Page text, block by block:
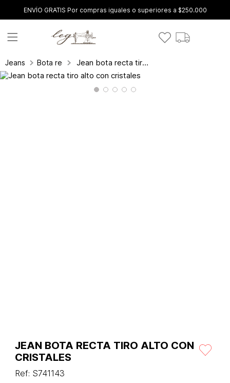
ENVÍO GRATIS Por compras iguales o superiores a $250.000
Jeans Bota recta Jean bota recta tiro alto con cristales
JEAN BOTA RECTA TIRO ALTO CON
CRISTALES
Ref: S741143